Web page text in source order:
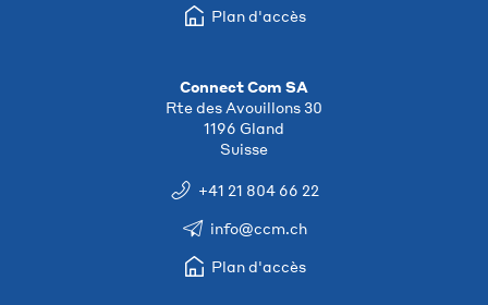
Plan d'accès
Connect Com SA
Rte des Avouillons 30
1196 Gland
Suisse
+41 21 804 66 22
info@ccm.ch
Plan d'accès